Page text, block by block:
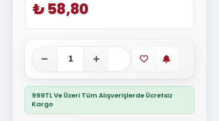
₺ 58,80
Favorilere ekle
Stoğa
999TL Ve Üzeri Tüm Alışverişlerde Ücretsiz
Kargo